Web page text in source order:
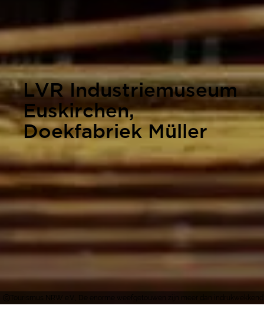
LVR Industriemuseum
Euskirchen,
Doekfabriek Müller